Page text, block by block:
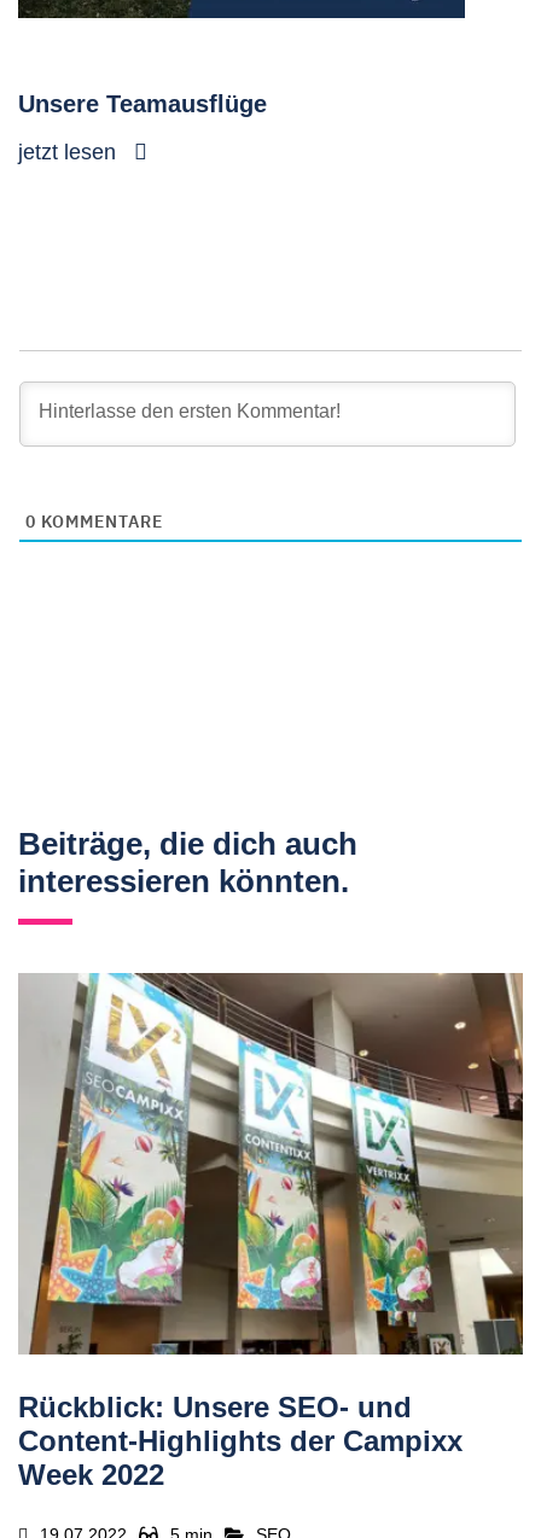
Unsere Teamausflüge
jetzt lesen
0 KOMMENTARE
Beiträge, die dich auch
interessieren könnten.
Rückblick: Unsere SEO- und
Content-Highlights der Campixx
Week 2022